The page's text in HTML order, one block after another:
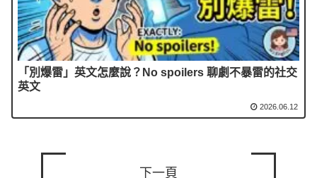
「別爆雷」英文怎麼說？No spoilers 聊劇不暴雷的社交
英文
2026.06.12
下一頁